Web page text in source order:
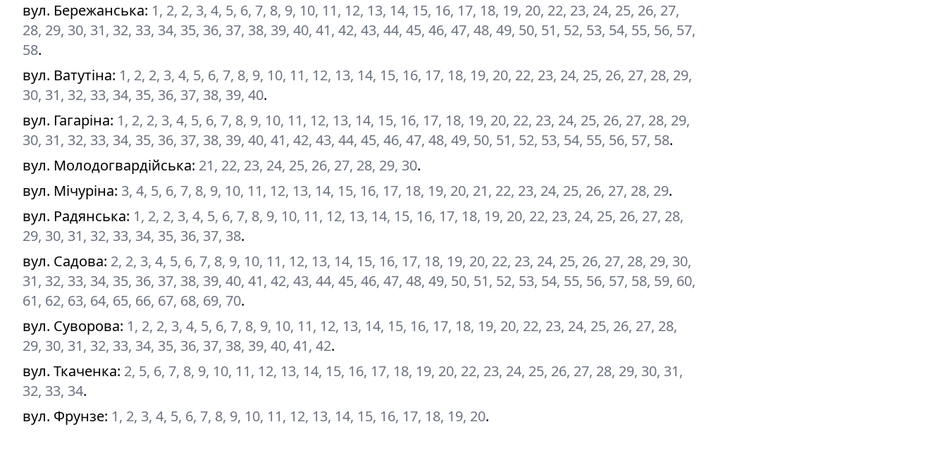
вул. Бережанська: 1, 2, 2, 3, 4, 5, 6, 7, 8, 9, 10, 11, 12, 13, 14, 15, 16, 17, 18, 19, 20, 22, 23, 24, 25, 26, 27,
28, 29, 30, 31, 32, 33, 34, 35, 36, 37, 38, 39, 40, 41, 42, 43, 44, 45, 46, 47, 48, 49, 50, 51, 52, 53, 54, 55, 56, 57,
58.
вул. Ватутіна: 1, 2, 2, 3, 4, 5, 6, 7, 8, 9, 10, 11, 12, 13, 14, 15, 16, 17, 18, 19, 20, 22, 23, 24, 25, 26, 27, 28, 29,
30, 31, 32, 33, 34, 35, 36, 37, 38, 39, 40.
вул. Гагаріна: 1, 2, 2, 3, 4, 5, 6, 7, 8, 9, 10, 11, 12, 13, 14, 15, 16, 17, 18, 19, 20, 22, 23, 24, 25, 26, 27, 28, 29,
30, 31, 32, 33, 34, 35, 36, 37, 38, 39, 40, 41, 42, 43, 44, 45, 46, 47, 48, 49, 50, 51, 52, 53, 54, 55, 56, 57, 58.
вул. Молодогвардійська: 21, 22, 23, 24, 25, 26, 27, 28, 29, 30.
вул. Мічуріна: 3, 4, 5, 6, 7, 8, 9, 10, 11, 12, 13, 14, 15, 16, 17, 18, 19, 20, 21, 22, 23, 24, 25, 26, 27, 28, 29.
вул. Радянська: 1, 2, 2, 3, 4, 5, 6, 7, 8, 9, 10, 11, 12, 13, 14, 15, 16, 17, 18, 19, 20, 22, 23, 24, 25, 26, 27, 28,
29, 30, 31, 32, 33, 34, 35, 36, 37, 38.
вул. Садова: 2, 2, 3, 4, 5, 6, 7, 8, 9, 10, 11, 12, 13, 14, 15, 16, 17, 18, 19, 20, 22, 23, 24, 25, 26, 27, 28, 29, 30,
31, 32, 33, 34, 35, 36, 37, 38, 39, 40, 41, 42, 43, 44, 45, 46, 47, 48, 49, 50, 51, 52, 53, 54, 55, 56, 57, 58, 59, 60,
61, 62, 63, 64, 65, 66, 67, 68, 69, 70.
вул. Суворова: 1, 2, 2, 3, 4, 5, 6, 7, 8, 9, 10, 11, 12, 13, 14, 15, 16, 17, 18, 19, 20, 22, 23, 24, 25, 26, 27, 28,
29, 30, 31, 32, 33, 34, 35, 36, 37, 38, 39, 40, 41, 42.
вул. Ткаченка: 2, 5, 6, 7, 8, 9, 10, 11, 12, 13, 14, 15, 16, 17, 18, 19, 20, 22, 23, 24, 25, 26, 27, 28, 29, 30, 31,
32, 33, 34.
вул. Фрунзе: 1, 2, 3, 4, 5, 6, 7, 8, 9, 10, 11, 12, 13, 14, 15, 16, 17, 18, 19, 20.